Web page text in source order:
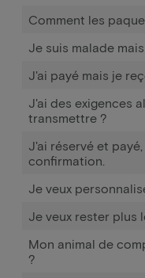
Comment les
Je suis malade
J'ai payé mais je
J'ai des exigences
transmettre ?
J'ai réservé et
confirmation.
Je veux
Je veux rester plus
Mon animal de
?